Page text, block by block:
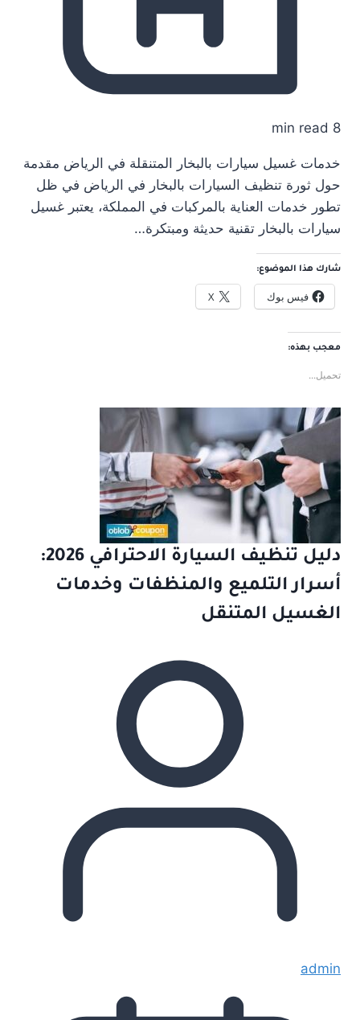
8 min read
خدمات غسيل سيارات بالبخار المتنقلة في الرياض مقدمة
حول ثورة تنظيف السيارات بالبخار في الرياض في ظل
تطور خدمات العناية بالمركبات في المملكة، يعتبر غسيل
سيارات بالبخار تقنية حديثة ومبتكرة…
شارك هذا الموضوع:
فيس بوك X
معجب بهذه:
تحميل...
دليل تنظيف السيارة الاحترافي 2026:
أسرار التلميع والمنظفات وخدمات
الغسيل المتنقل
admin